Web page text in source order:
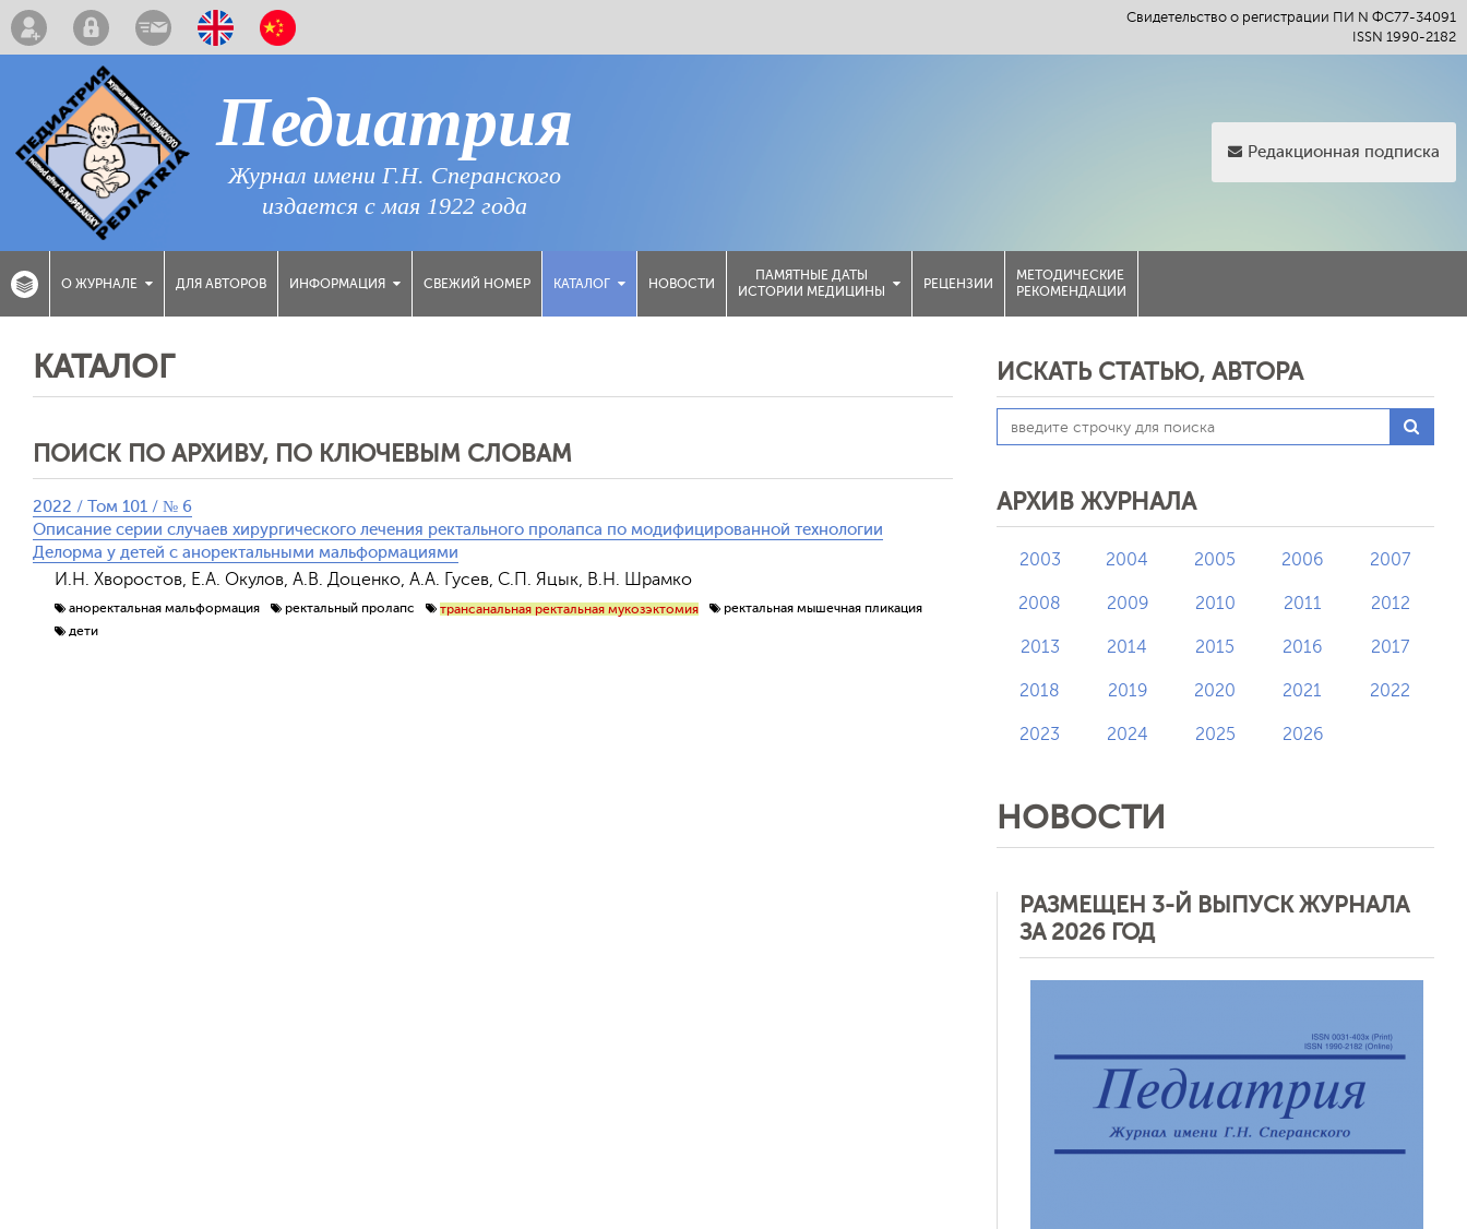
Свидетельство о регистрации ПИ N ФС77-34091
ISSN 1990-2182
Педиатрия
Журнал имени Г.Н. Сперанского
издается с мая 1922 года
Редакционная подписка
О ЖУРНАЛЕ ДЛЯ АВТОРОВ ИНФОРМАЦИЯ СВЕЖИЙ НОМЕР КАТАЛОГ НОВОСТИ
ПАМЯТНЫЕ ДАТЫ
ИСТОРИИ МЕДИЦИНЫ
РЕЦЕНЗИИ
МЕТОДИЧЕСКИЕ
РЕКОМЕНДАЦИИ
КАТАЛОГ
ПОИСК ПО АРХИВУ, ПО КЛЮЧЕВЫМ СЛОВАМ
2022 / Том 101 / № 6
Описание серии случаев хирургического лечения ректального пролапса по модифицированной технологии
Делорма у детей с аноректальными мальформациями
И.Н. Хворостов, Е.А. Окулов, А.В. Доценко, А.А. Гусев, С.П. Яцык, В.Н. Шрамко
аноректальная мальформация ректальный пролапс трансанальная ректальная мукозэктомия
ректальная мышечная пликация
дети
ИСКАТЬ СТАТЬЮ, АВТОРА
АРХИВ ЖУРНАЛА
2003 2004 2005 2006 2007
2008 2009 2010 2011 2012
2013 2014 2015 2016 2017
2018 2019 2020 2021 2022
2023 2024 2025 2026
НОВОСТИ
РАЗМЕЩЕН 3-Й ВЫПУСК ЖУРНАЛА
ЗА 2026 ГОД